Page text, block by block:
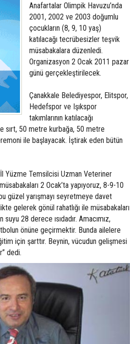
Anafartalar Olimpik Havuzu’nda
2001, 2002 ve 2003 doğumlu
çocukların (8, 9, 10 yaş)
katılacağı tecrübesizler teşvik
müsabakalara düzenledi.
Organizasyon 2 Ocak 2011 pazar
günü gerçekleştirilecek.
Çanakkale Belediyespor, Elitspor,
Hedefspor ve Işıkspor
takımlarının katılacağı
sırt, 50 metre kurbağa, 50 metre
ile başlayacak. İştirak eden bütün
İl Yüzme Temsilcisi Uzman Veteriner
2 Ocak’ta yapıyoruz, 8-9-10
güzel yarışmayı seyretmeye davet
gelerek gönül rahatlığı ile müsabakaları
28 derece ısıdadır. Amacımız,
önüne geçirmektir. Bunda ailelere
için şarttır. Beynin, vücudun gelişmesi
dedi.